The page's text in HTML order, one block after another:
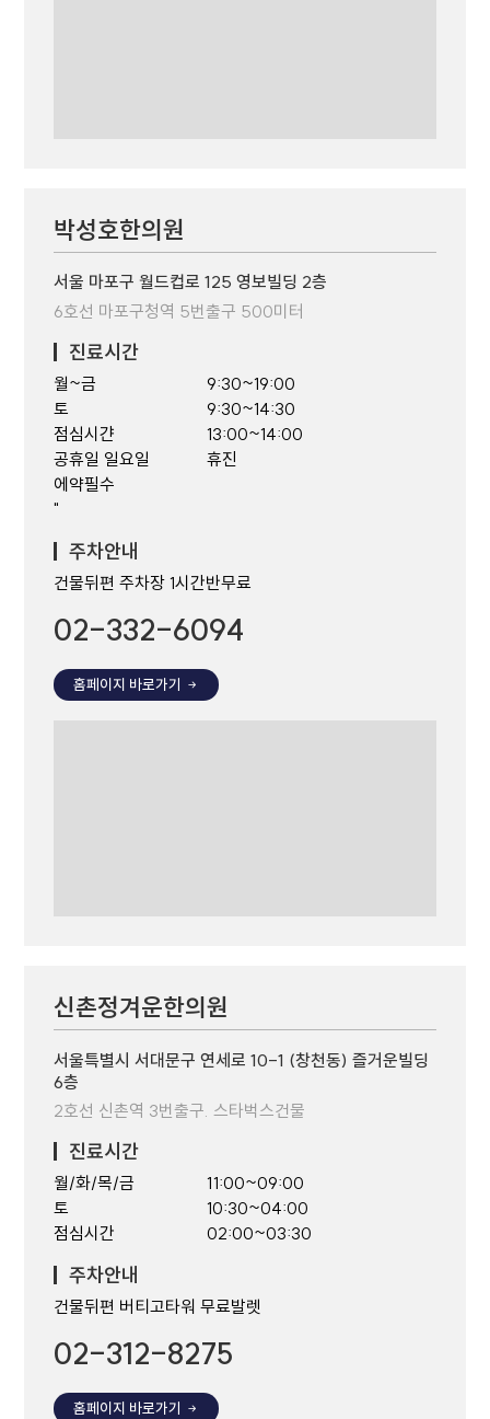
박성호한의원
서울 마포구 월드컵로 125 영보빌딩 2층
6호선 마포구청역 5번출구 500미터
진료시간
월~금
토
점심시갼
공휴일 일요일
에약필수
"
9:30~19:00
9:30~14:30
13:00~14:00
휴진
주차안내
건물뒤편 주차장 1시간반무료
02-332-6094
홈페이지 바로가기
신촌정겨운한의원
서울특별시 서대문구 연세로 10-1 (창천동) 즐거운빌딩
6층
2호선 신촌역 3번출구. 스타벅스건물
진료시간
월/화/목/금
토
점심시간
11:00~09:00
10:30~04:00
02:00~03:30
주차안내
건물뒤편 버티고타워 무료발렛
02-312-8275
홈페이지 바로가기